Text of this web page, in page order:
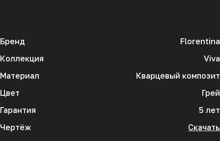
Бренд
Florentina
Коллекция
Viva
Материал
Кварцевый композит
Цвет
Грей
Гарантия
5 лет
Чертёж
Скачать